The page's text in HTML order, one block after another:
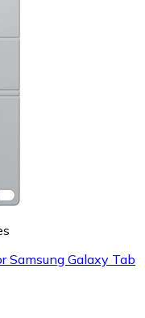
Samsung Galaxy Tab